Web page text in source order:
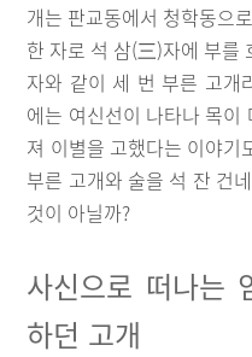
개는 판교동에서 청학동으
한 자로 석 삼(三)자에 부를
자와 같이 세 번 부른 고개
에는 여신선이 나타나 목
져 이별을 고했다는 이야기
부른 고개와 술을 석 잔 건
것이 아닐까?
사신으로 떠나는
하던 고개